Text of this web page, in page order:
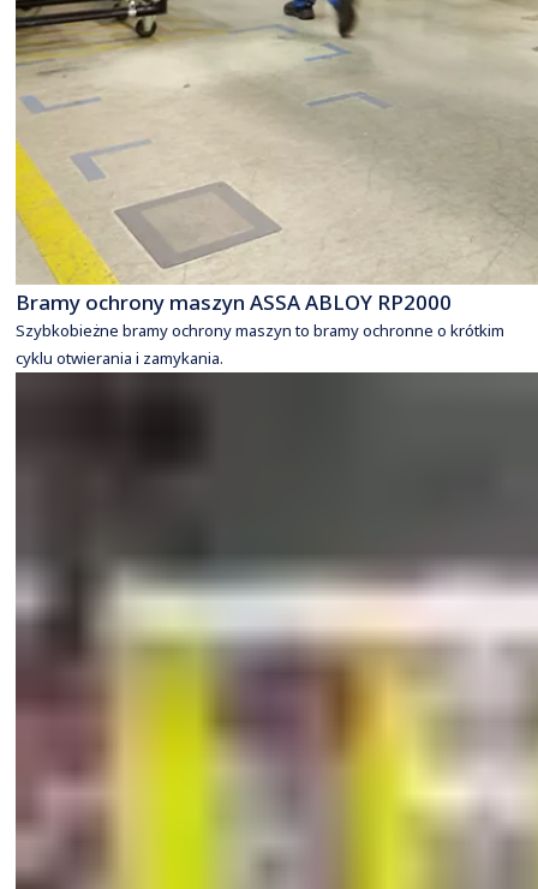
Bramy ochrony maszyn ASSA ABLOY RP2000
Szybkobieżne bramy ochrony maszyn to bramy ochronne o krótkim
cyklu otwierania i zamykania.